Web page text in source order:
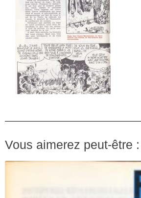
Vous aimerez peut-être :